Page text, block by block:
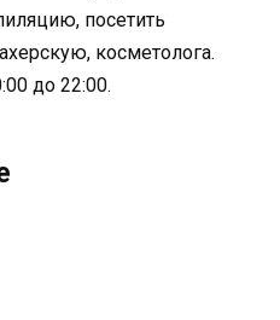
посетить
косметолога.
до 22:00.